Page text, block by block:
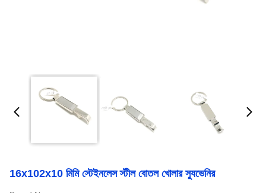
16x102x10 মিমি স্টেইনলেস স্টীল বোতল খোলার স্যুভেনির